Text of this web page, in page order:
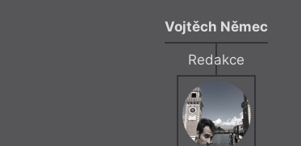
Vojtěch Němec
Redakce